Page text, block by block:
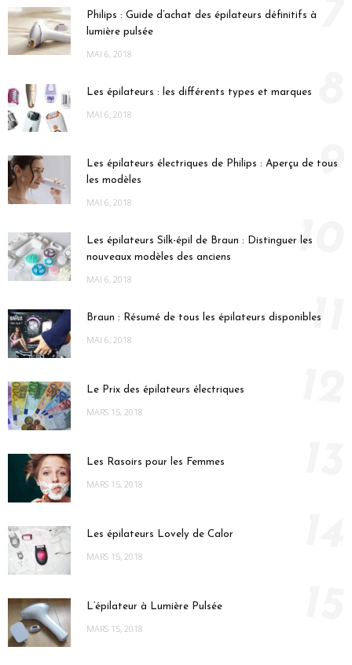
Philips : Guide d’achat des épilateurs définitifs à
lumière pulsée
MAI 6, 2018
Les épilateurs : les différents types et marques
MAI 6, 2018
Les épilateurs électriques de Philips : Aperçu de tous
les modèles
MAI 6, 2018
9
Les épilateurs Silk-épil de Braun : Distinguer les
nouveaux modèles des anciens
MAI 6, 2018
10
Braun : Résumé de tous les épilateurs disponibles
MAI 6, 2018 11
Le Prix des épilateurs électriques
MARS 15, 2018
Les Rasoirs pour les Femmes
MARS 15, 2018
Les épilateurs Lovely de Calor
MARS 15, 2018
L’épilateur à Lumière Pulsée
MARS 15, 2018